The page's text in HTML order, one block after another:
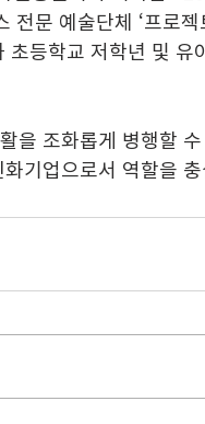
문 예술단체 ‘프로
등학교 저학년 및 유
을 조화롭게 병행할
기업으로서 역할을